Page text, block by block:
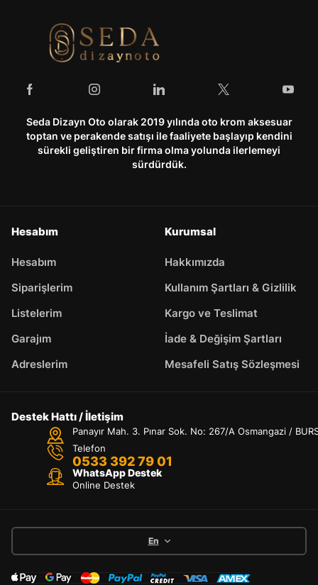
Seda Dizayn Oto olarak 2019 yılında oto krom aksesuar
toptan ve perakende satışı ile faaliyete başlayıp kendini
sürekli geliştiren bir firma olma yolunda ilerlemeyi
sürdürdük.
Hesabım
Hesabım
Siparişlerim
Listelerim
Garajım
Adreslerim
Kurumsal
Hakkımızda
Kullanım Şartları & Gizlilik
Kargo ve Teslimat
İade & Değişim Şartları
Mesafeli Satış Sözleşmesi
Destek Hattı / İletişim
Panayır Mah. 3. Pınar Sok. No: 267/A Osmangazi /
Telefon
0533 392 79 01
WhatsApp Destek
Online Destek
En